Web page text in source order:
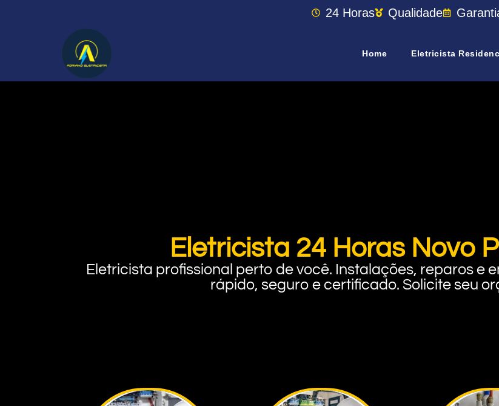
24 Horas Qualidade
Home Eletricista
Eletricista 24 Horas Novo
Eletricista profissional perto de você. Instalações, reparos e
rápido, seguro e certificado. Solicite seu